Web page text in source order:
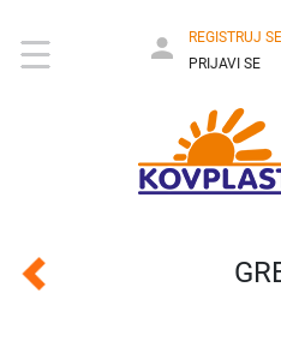
REGISTRUJ SE
PRIJAVI SE